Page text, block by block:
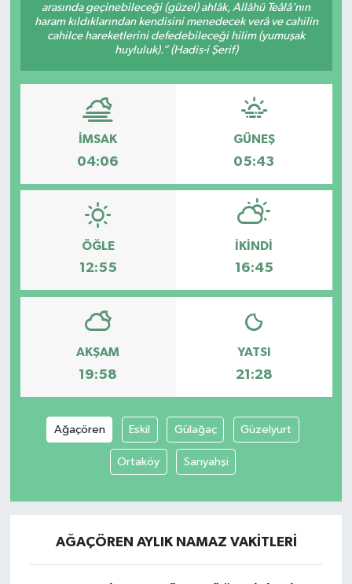
arasında geçinebileceği (güzel) ahlâk, Allâhü Teâlâ’nın
haram kıldıklarından kendisini menedecek verâ ve cahilin
cahilce hareketlerini defedebileceği hilim (yumuşak
huyluluk).” (Hadis-i Şerif)
İMSAK
04:06
GÜNEŞ
05:43
ÖĞLE
12:55
İKINDI
16:45
AKŞAM
19:58
YATSI
21:28
Ağaçören Eskil Gülağaç Güzelyurt
Ortaköy Sarıyahşi
AĞAÇÖREN AYLIK NAMAZ VAKITLERI